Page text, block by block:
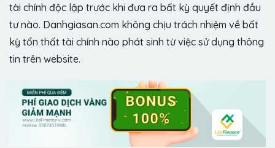
tài chính độc lập trước khi đưa ra bất kỳ quyết định đầu
tư nào. Danhgiasan.com không chịu trách nhiệm về bất
kỳ tổn thất tài chính nào phát sinh từ việc sử dụng thông
tin trên website.